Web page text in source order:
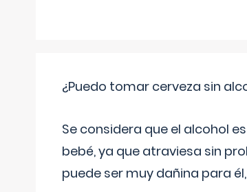
¿Puedo tomar cerveza sin
Se considera que el alcohol
bebé, ya que atraviesa sin
puede ser muy dañina para